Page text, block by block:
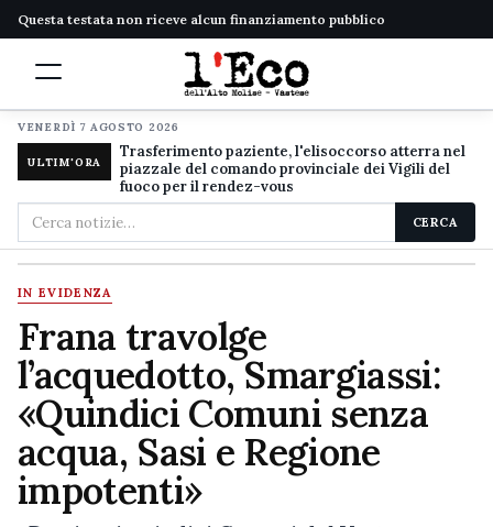
Questa testata non riceve alcun finanziamento pubblico
VENERDÌ 7 AGOSTO 2026
ULTIM'ORA
Trasferimento paziente, l'elisoccorso atterra nel
piazzale del comando provinciale dei Vigili del
fuoco per il rendez-vous
Cerca
nel
sito
CERCA
IN EVIDENZA
Frana travolge
l’acquedotto, Smargiassi:
«Quindici Comuni senza
acqua, Sasi e Regione
impotenti»